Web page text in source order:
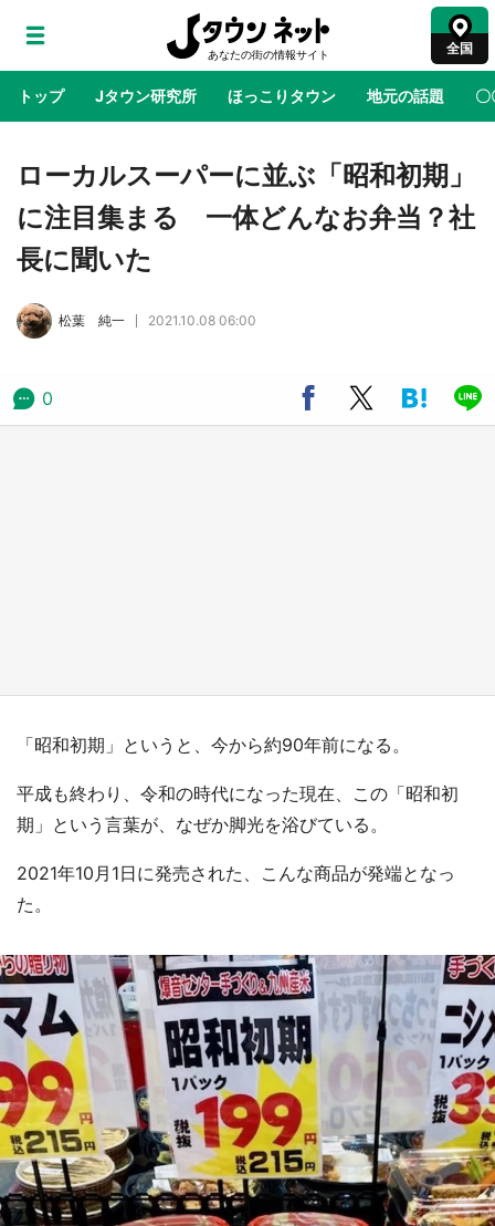
全国
トップ Jタウン研究所 ほっこりタウン 地元の話題 〇
地域×二次元 絶景 あの時はありがとう 物語がはじ
アニメ『はたらく細胞』と神奈川県の3度目コ
ラボ 作品の世界観通じて「小児がん」学べる
ローカルスーパーに並ぶ「昭和初期」
に注目集まる 一体どんなお弁当？社
長に聞いた
松葉 純一 2021.10.08 06:00
0
「昭和初期」というと、今から約90年前になる。
平成も終わり、令和の時代になった現在、この「昭和初
期」という言葉が、なぜか脚光を浴びている。
2021年10月1日に発売された、こんな商品が発端となっ
た。